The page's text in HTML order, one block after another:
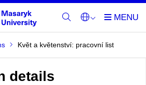
Květ a květenství: pracovní list
details